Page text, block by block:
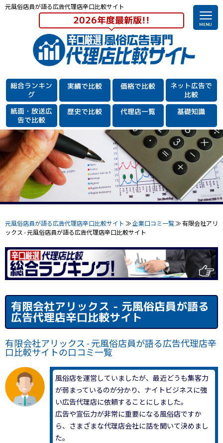
元風俗店員が語る広告代理店辛口比較サイト
2026年度最新版!!
総合ランキン
グ
実績で比較 価格で比較
ネット広告で
比較
紙面・放送広
告で比較
歴史で比較 代理店一覧 基礎知識
元風俗店員が語る広告代理店辛口比較サイト ≫企業口コミ一覧≫ 有限会社アリ
ックス - 元風俗店員が語る広告代理店辛口比較サイト
有限会社アリックス - 元風俗店員が語る
広告代理店辛口比較サイト
有限会社アリックス - 元風俗店員が語る広告代理店辛
口比較サイトの口コミ一覧
風俗店を運営していましたが、最近どうも集客力
が弱まっているのが分かり、ナイトビジネスに強
い広告代理店に依頼することにしました。
広告や宣伝力が非常に重要になる風俗店ですか
ら、さまざまな代理店会社に話を聞いて決めまし
た。